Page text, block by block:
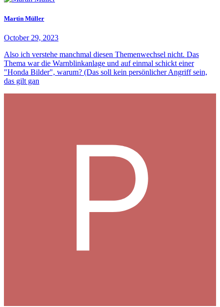
Martin Müller
October 29, 2023
Also ich verstehe manchmal diesen Themenwechsel nicht. Das
Thema war die Warnblinkanlage und auf einmal schickt einer
"Honda Bilder", warum? (Das soll kein persönlicher Angriff sein,
das gilt gan